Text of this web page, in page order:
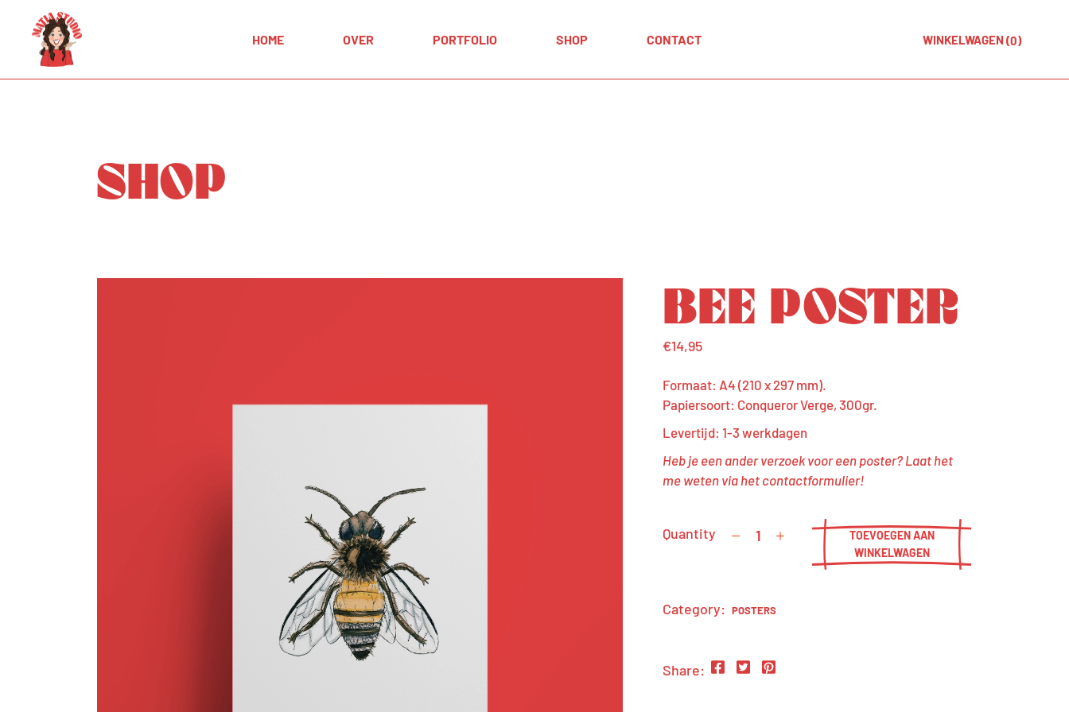
HOME OVER PORTFOLIO SHOP CONTACT WINKELWAGEN (0)
Mijn account
SHOP
BEE POSTER
€14,95
Formaat: A4 (210 x 297 mm).
Papiersoort: Conqueror Verge, 300gr.
Levertijd: 1-3 werkdagen
Heb je een ander verzoek voor een poster? Laat het
me weten via het contactformulier!
Quantity
TOEVOEGEN AAN
WINKELWAGEN
Category: POSTERS
Share: